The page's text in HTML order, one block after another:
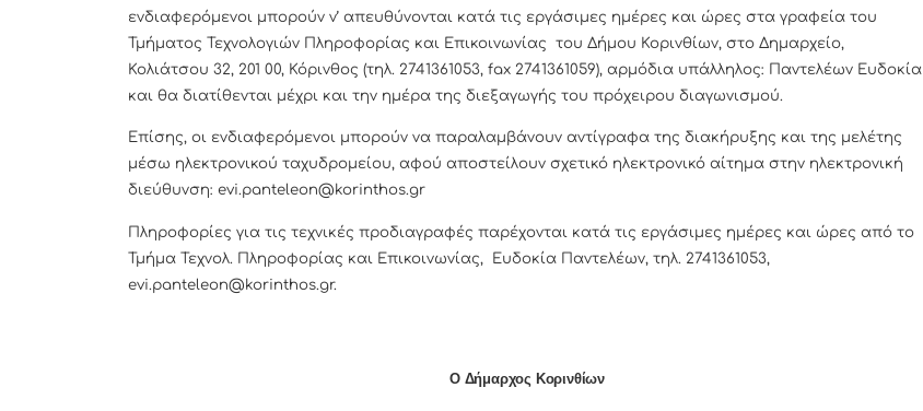
ενδιαφερόμενοι μπορούν ν’ απευθύνονται κατά τις εργάσιμες ημέρες και ώρες στα γραφεία του
Τμήματος Τεχνολογιών Πληροφορίας και Επικοινωνίας του Δήμου Κορινθίων, στο Δημαρχείο,
Κολιάτσου 32, 201 00, Κόρινθος (τηλ. 2741361053, fax 2741361059), αρμόδια υπάλληλος: Παντελέων Ευδοκία
και θα διατίθενται μέχρι και την ημέρα της διεξαγωγής του πρόχειρου διαγωνισμού.
Επίσης, οι ενδιαφερόμενοι μπορούν να παραλαμβάνουν αντίγραφα της διακήρυξης και της μελέτης
μέσω ηλεκτρονικού ταχυδρομείου, αφού αποστείλουν σχετικό ηλεκτρονικό αίτημα στην ηλεκτρονική
διεύθυνση: evi.panteleon@korinthos.gr
Πληροφορίες για τις τεχνικές προδιαγραφές παρέχονται κατά τις εργάσιμες ημέρες και ώρες από το
Τμήμα Τεχνολ. Πληροφορίας και Επικοινωνίας, Ευδοκία Παντελέων, τηλ. 2741361053,
evi.panteleon@korinthos.gr.
Ο Δήμαρχος Κορινθίων